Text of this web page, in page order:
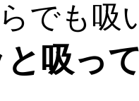
でも吸
吸っ